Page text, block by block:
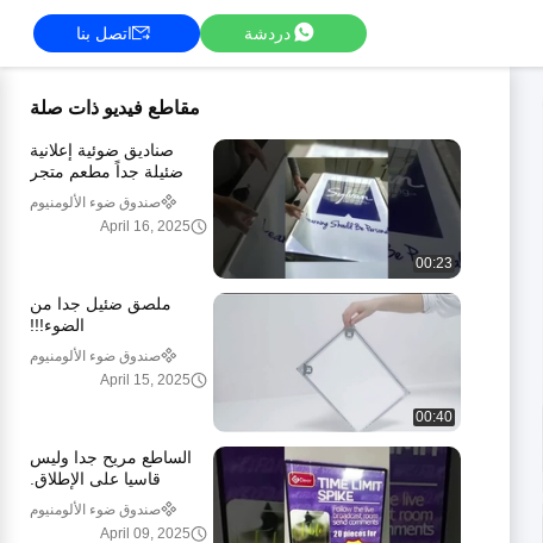
دردشة اتصل بنا
مقاطع فيديو ذات صلة
00:23
صناديق ضوئية إعلانية
ضئيلة جداً مطعم متجر
زجاج متشدد
صندوق ضوء الألومنيوم
April 16, 2025
00:40
ملصق ضئيل جدا من
الضوء!!!
صندوق ضوء الألومنيوم
April 15, 2025
الساطع مريح جدا وليس
قاسيا على الإطلاق.
صندوق ضوء الألومنيوم
April 09, 2025